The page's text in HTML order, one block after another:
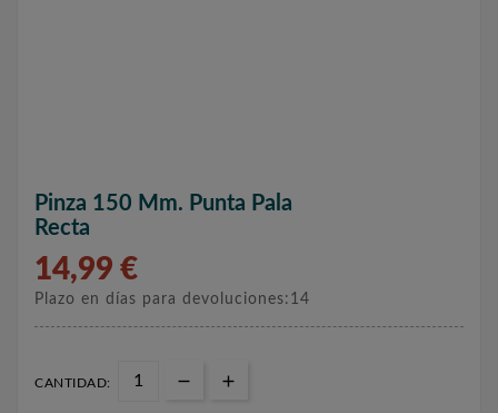
Pinza 150 Mm. Punta Pala
Recta
14,99 €
Plazo en días para devoluciones:14
CANTIDAD: